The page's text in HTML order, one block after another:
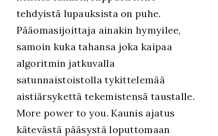
tehdyistä lupauksista on puhe.
Pääomasijoittaja ainakin hymyilee,
samoin kuka tahansa joka kaipaa
algoritmin jatkuvalla
satunnaistoistolla tykittelemää
aistiärsykettä tekemistensä taustalle.
More power to you. Kaunis ajatus
kätevästä pääsystä loputtomaan